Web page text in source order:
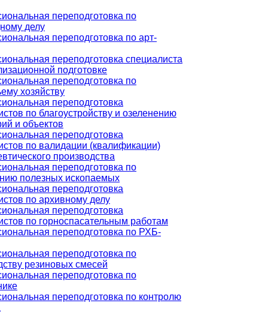
переподготовка по
делу
переподготовка по арт-
переподготовка специалиста
подготовке
переподготовка по
хозяйству
переподготовка
по благоустройству и озеленению
и объектов
переподготовка
по валидации (квалификации)
производства
переподготовка по
полезных ископаемых
переподготовка
по архивному делу
переподготовка
по горноспасательным работам
переподготовка по РХБ-
переподготовка по
резиновых смесей
переподготовка по
переподготовка по контролю